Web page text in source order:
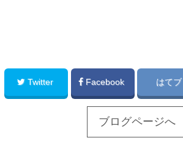
Twitter Facebook はてブ
ブログページへ